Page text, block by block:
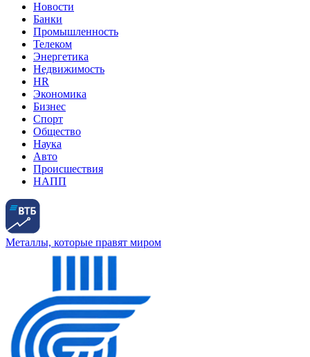
Новости
Банки
Промышленность
Телеком
Энергетика
Недвижимость
HR
Экономика
Бизнес
Спорт
Общество
Наука
Авто
Происшествия
НАПП
Металлы, которые правят миром